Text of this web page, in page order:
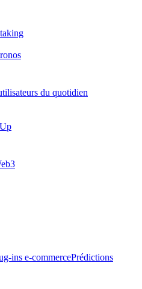
du quotidien
ins e-commercePrédictions